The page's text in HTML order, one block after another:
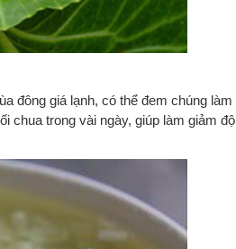
đông giá lạnh, có thể đem chúng làm
chua trong vài ngày, giúp làm giảm độ